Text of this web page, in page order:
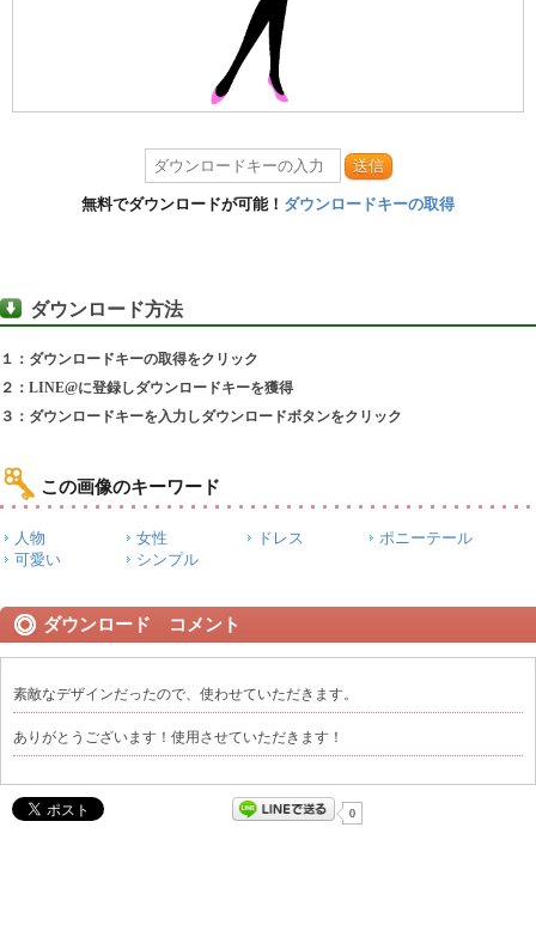
送信
無料でダウンロードが可能！ ダウンロードキーの取得
ダウンロード方法
１：ダウンロードキーの取得をクリック
２：LINE@に登録しダウンロードキーを獲得
３：ダウンロードキーを入力しダウンロードボタンをクリック
この画像のキーワード
人物 女性 ドレス
ポニーテール
可愛い
シンプル
ダウンロード コメント
素敵なデザインだったので、使わせていただきます。
ありがとうございます！使用させていただきます！
0